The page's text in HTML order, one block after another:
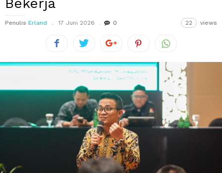
Penulis Erland 17 Juni 2026 0 22 views